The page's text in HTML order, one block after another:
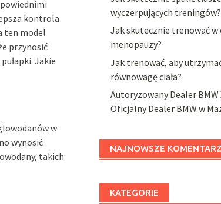
kontrola
ten model
przynosić
Jakie
w
wynosić
takich
wyczerpujących treningów?
Jak skutecznie trenować w
menopauzy?
Jak trenować, aby
równowagę ciała?
Autoryzowany Dealer BMW
Oficjalny Dealer BMW w
NAJNOWSZE
KATEGORIE